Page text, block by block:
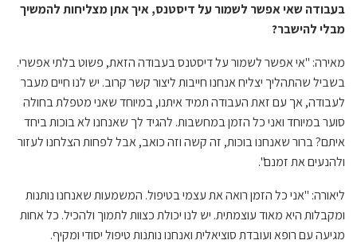
בעבודה שאי אפשר לשמור על דיסטנס, איך אתן מצליחות להמשיך
מבלי להישבר?
מאירה: "אי אפשר לשמור על דיסטנס בעבודה הזאת, פשוט בלתי אפשרי.
בשביל שהתהליך יצליח אנחנו חייבות ליצור קשר קרוב. יש לנו חיים מעבר
לעבודה, אך עם זאת העבודה תמיד איתנו, במיוחד שאני מטפלת בחולה
סוער במיוחד ואני כל הזמן במחשבות. להגיד לך שאנחנו לא בוכות ביחד
איתם? ברור שאנחנו בוכות, זה קשה וזה כואב, אבל לפחות הצלחנו לעזור
ולהנעים את זמנם".
ליאורה: "אני כל הזמן רואה את עצמי בטיפול. המשמעות שאנחנו נותנות
ומקבלות היא מאוד עוצמתית. יש לנו יכולת כצוות לתמוך ולהכיל. כל אחות
מגיעה עם רופא ועובדת סוציאלית ואנחנו נותנות טיפול יסודי ומקיף.